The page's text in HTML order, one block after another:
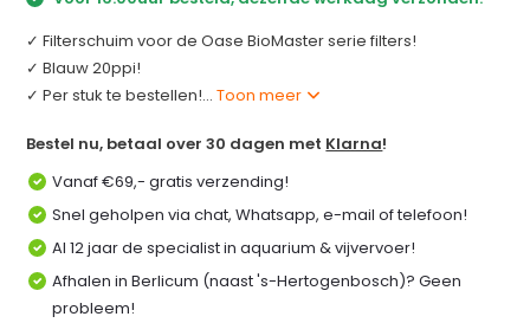
✓ Filterschuim voor de Oase BioMaster serie filters!
✓ Blauw 20ppi!
✓ Per stuk te bestellen!...Toon meer
Bestel nu, betaal over 30 dagen met Klarna!
Vanaf €69,- gratis verzending!
Snel geholpen via chat, Whatsapp, e-mail of telefoon!
Al 12 jaar de specialist in aquarium & vijvervoer!
Afhalen in Berlicum (naast 's-Hertogenbosch)? Geen
probleem!